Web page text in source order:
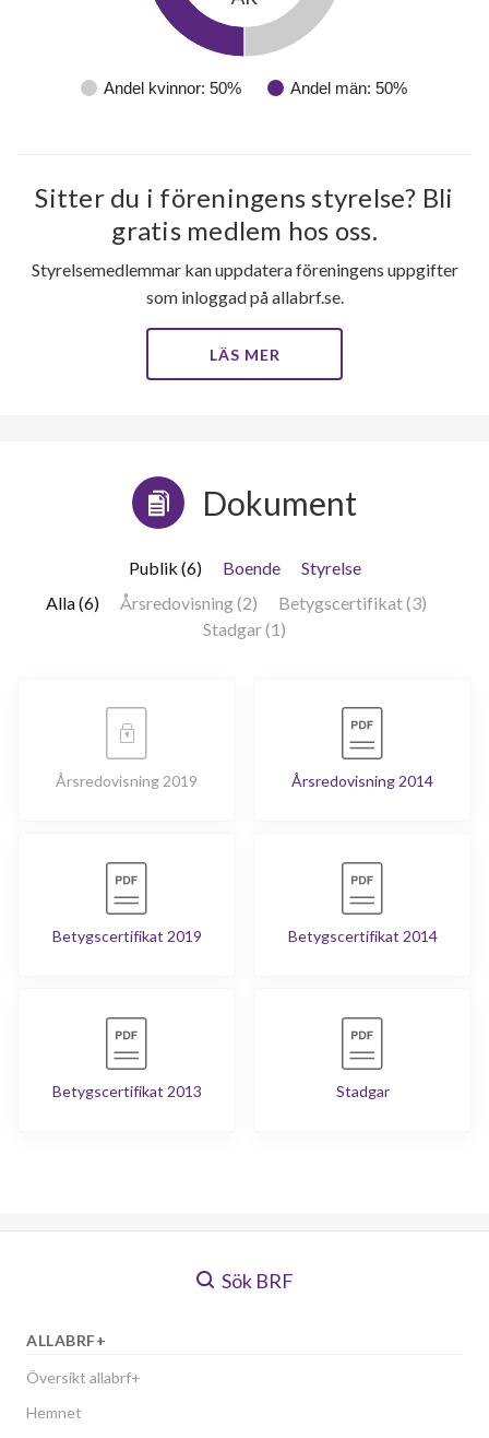
Andel kvinnor: 50% Andel män: 50%
Sitter du i föreningens styrelse? Bli
gratis medlem hos oss.
Styrelsemedlemmar kan uppdatera föreningens uppgifter
som inloggad på allabrf.se.
LÄS MER
Dokument
Publik (6) Boende
Styrelse
Alla (6)
Årsredovisning (2)
Betygscertifikat (3)
Stadgar (1)
Årsredovisning 2019 Årsredovisning 2014
Betygscertifikat 2019 Betygscertifikat 2014
Betygscertifikat 2013 Stadgar
Sök BRF
ALLABRF+
Översikt allabrf+
Hemnet